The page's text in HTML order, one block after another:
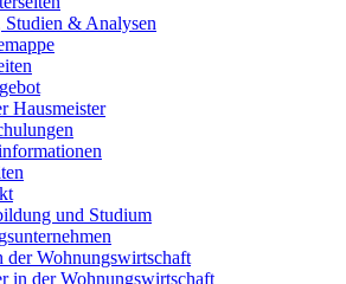
Studien & Analysen
Hausmeister
und Studium
der Wohnungswirtschaft
in der Wohnungswirtschaft